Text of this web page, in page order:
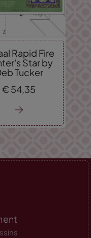
Rapid Fire
Star by
Tucker
€ 54,35